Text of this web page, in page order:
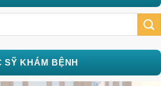
SỸ KHÁM BỆNH